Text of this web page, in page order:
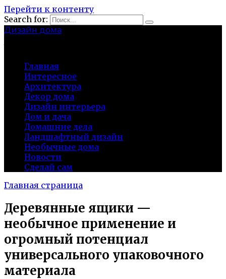
Перейти к контенту
Search for:
Дизайн дома
Главная
Интересное
Архитектура
Декор дома
Дизайн интерьера
Дом и дача
Домашние дела
Ландшафтный дизайн
Необычные дома
Новости
Сделай сам
Главная страница
Деревянные ящики —
необычное применение и
огромный потенциал
универсального упаковочного
материала